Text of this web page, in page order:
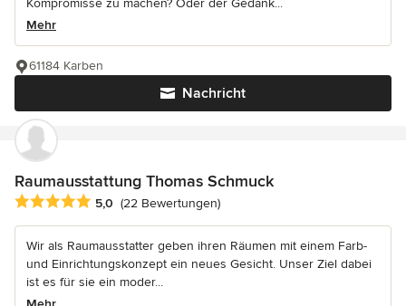
Mehr
Nachricht
61184 Karben
Raumausstattung Thomas Schmuck
Durchschnittliche Bewertung: 5 von 5 Sternen
5,0 (22 Bewertungen)
Wir als Raumausstatter geben ihren Räumen mit einem Farb-
und Einrichtungskonzept ein neues Gesicht. Unser Ziel dabei
ist es für sie ein moder...